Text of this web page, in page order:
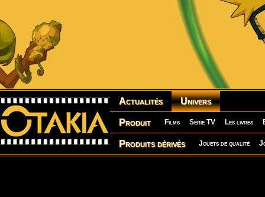
Actualités Univers
Produit Films Série TV Les livres
Produits dérivés Jouets de qualité